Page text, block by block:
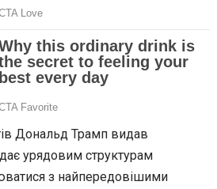
Дональд Трамп видав
урядовим структурам
з найпередовішими